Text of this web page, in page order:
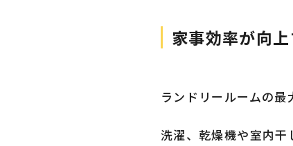
家事効率が向上
ランドリールームの最
洗濯、乾燥機や室内